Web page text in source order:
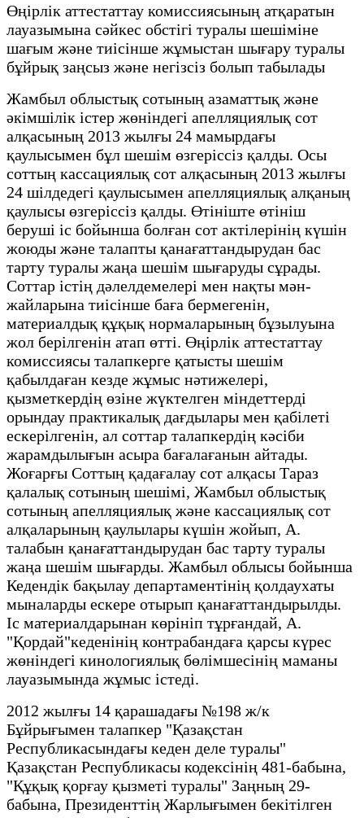
Өңірлік аттестаттау комиссиясының атқаратын
лауазымына сәйкес обстігі туралы шешіміне
шағым және тиісінше жұмыстан шығару туралы
бұйрық заңсыз және негізсіз болып табылады
Жамбыл облыстық сотының азаматтық және
әкімшілік істер жөніндегі апелляциялық сот
алқасының 2013 жылғы 24 мамырдағы
қаулысымен бұл шешім өзгеріссіз қалды. Осы
соттың кассациялық сот алқасының 2013 жылғы
24 шілдедегі қаулысымен апелляциялық алқаның
қаулысы өзгеріссіз қалды. Өтініште өтініш
беруші іс бойынша болған сот актілерінің күшін
жоюды және талапты қанағаттандырудан бас
тарту туралы жаңа шешім шығаруды сұрады.
Соттар істің дәлелдемелері мен нақты мән-
жайларына тиісінше баға бермегенін,
материалдық құқық нормаларының бұзылуына
жол берілгенін атап өтті. Өңірлік аттестаттау
комиссиясы талапкерге қатысты шешім
қабылдаған кезде жұмыс нәтижелері,
қызметкердің өзіне жүктелген міндеттерді
орындау практикалық дағдылары мен қабілеті
ескерілгенін, ал соттар талапкердің кәсіби
жарамдылығын асыра бағалағанын айтады.
Жоғарғы Соттың қадағалау сот алқасы Тараз
қалалық сотының шешімі, Жамбыл облыстық
сотының апелляциялық және кассациялық сот
алқаларының қаулылары күшін жойып, А.
талабын қанағаттандырудан бас тарту туралы
жаңа шешім шығарды. Жамбыл облысы бойынша
Кедендік бақылау департаментінің қолдаухаты
мыналарды ескере отырып қанағаттандырылды.
Іс материалдарынан көрініп тұрғандай, А.
"Қордай"кеденінің контрабандаға қарсы күрес
жөніндегі кинологиялық бөлімшесінің маманы
лауазымында жұмыс істеді.
2012 жылғы 14 қарашадағы №198 ж/к
Бұйрығымен талапкер "Қазақстан
Республикасындағы кеден деле туралы"
Қазақстан Республикасы кодексінің 481-бабына,
"Құқық қорғау қызметі туралы" Заңның 29-
бабына, Президенттің Жарлығымен бекітілген